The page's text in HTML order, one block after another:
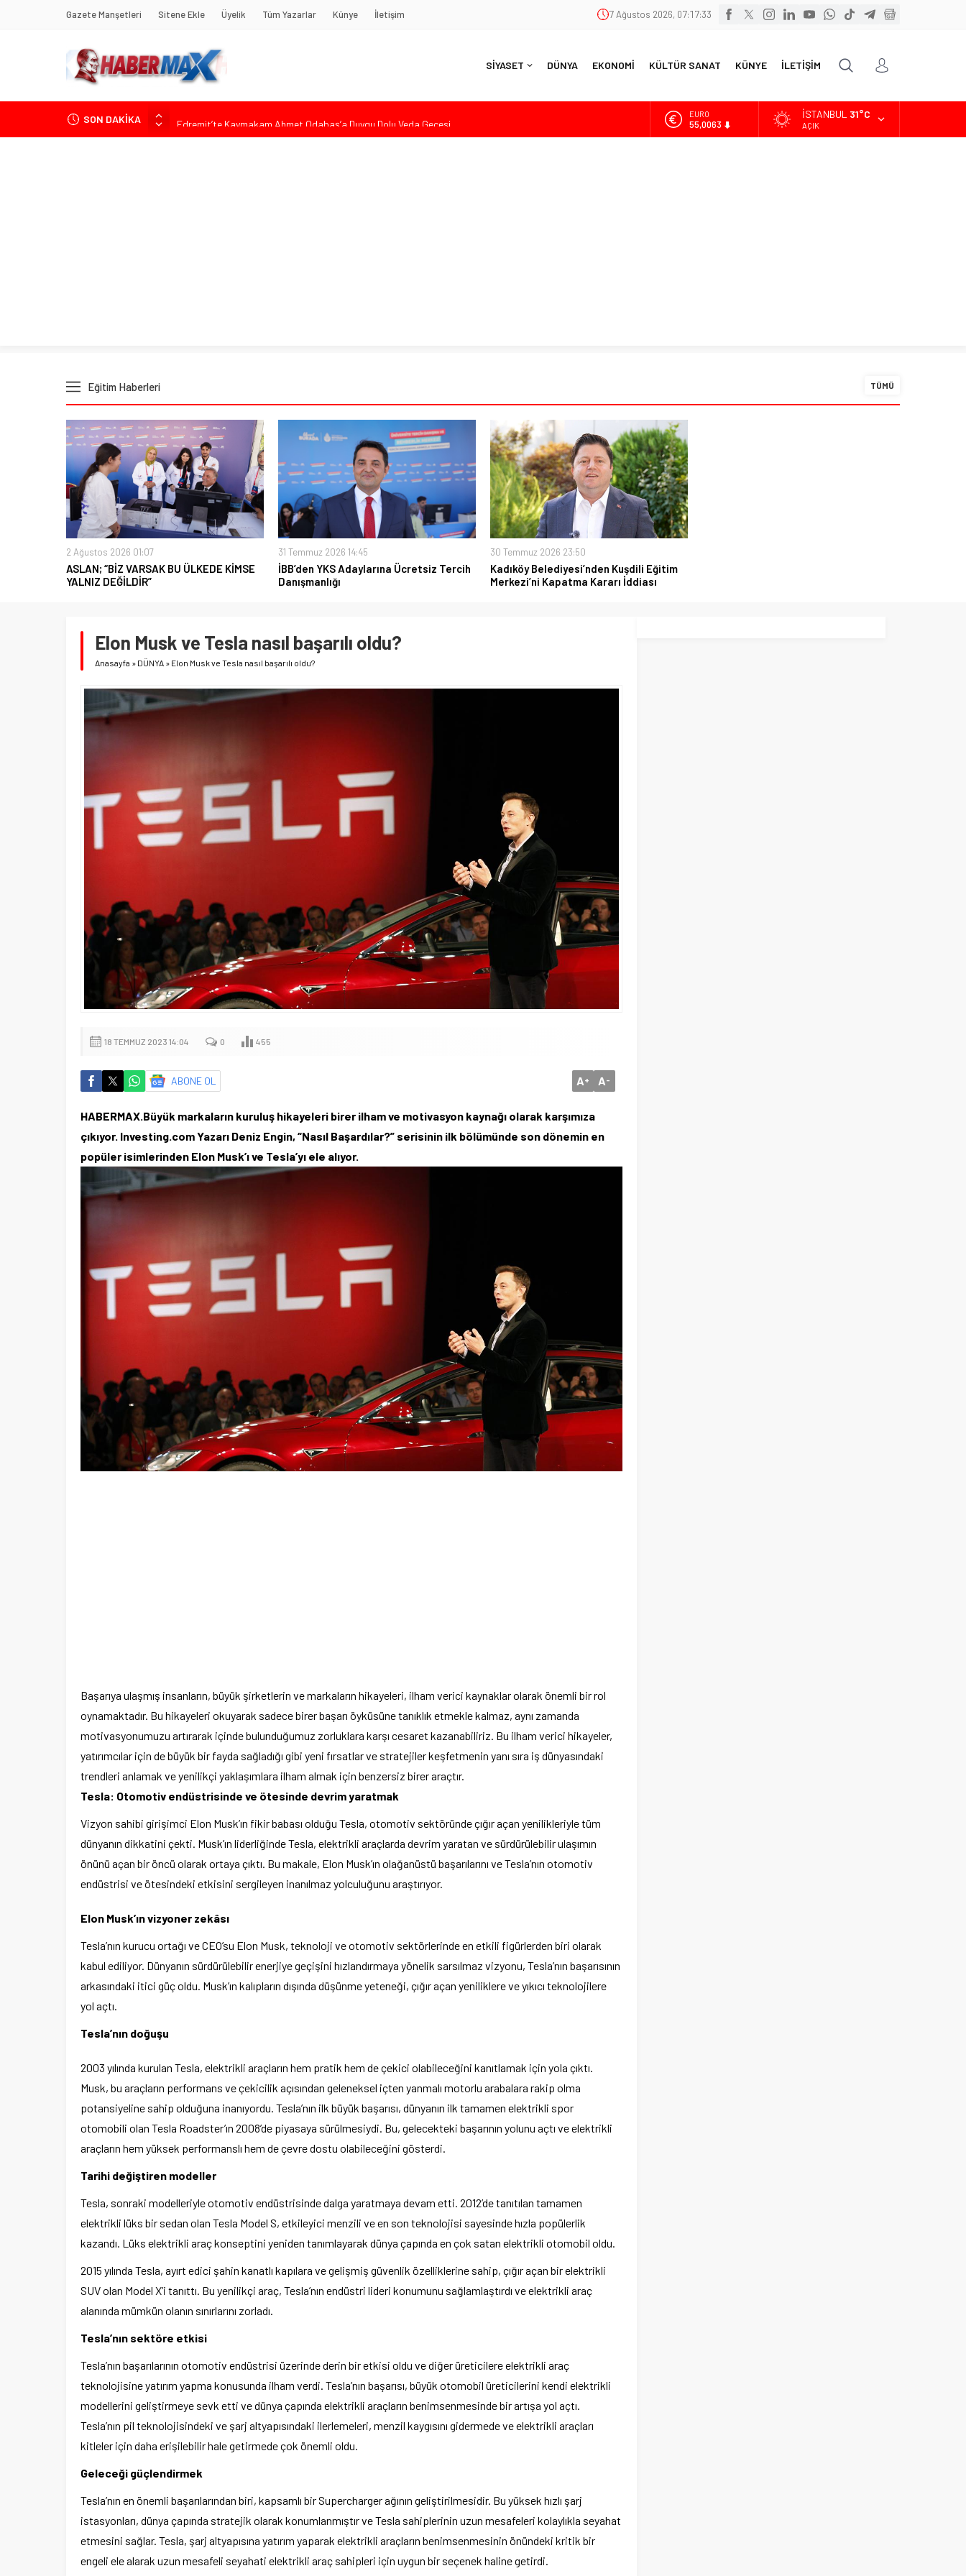
Gazete Manşetleri Sitene Ekle Üyelik Tüm Yazarlar Künye İletişim 7 Ağustos 2026, 07:17:35
SİYASET DÜNYA EKONOMİ KÜLTÜR SANAT KÜNYE İLETİŞİM
SON DAKİKA
Edremit’te Kaymakam Ahmet Odabaş’a Duygu Dolu Veda Gecesi
Tarihçi Yusuf Halaçoğlu’ndan TBMM’ye Sunulan Yasa Teklifine Sert Eleştiri: “Osmanlı’nın Hukuk Anlayışının
ALTIN
6.543,59
İSTANBUL 31°C
AÇIK
Eğitim Haberleri TÜMÜ
2 Ağustos 2026 01:07
ASLAN; “BİZ VARSAK BU ÜLKEDE KİMSE
YALNIZ DEĞİLDİR”
31 Temmuz 2026 14:45
İBB’den YKS Adaylarına Ücretsiz Tercih
Danışmanlığı
30 Temmuz 2026 23:50
Kadıköy Belediyesi’nden Kuşdili Eğitim
Merkezi’ni Kapatma Kararı İddiası
Elon Musk ve Tesla nasıl başarılı oldu?
Anasayfa » DÜNYA » Elon Musk ve Tesla nasıl başarılı oldu?
18 TEMMUZ 2023 14:04 0 455
ABONE OL A+ A-
HABERMAX.Büyük markaların kuruluş hikayeleri birer ilham ve motivasyon kaynağı olarak karşımıza
çıkıyor. Investing.com Yazarı Deniz Engin, “Nasıl Başardılar?” serisinin ilk bölümünde son dönemin en
popüler isimlerinden Elon Musk’ı ve Tesla’yı ele alıyor.
Başarıya ulaşmış insanların, büyük şirketlerin ve markaların hikayeleri, ilham verici kaynaklar olarak önemli bir rol
oynamaktadır. Bu hikayeleri okuyarak sadece birer başarı öyküsüne tanıklık etmekle kalmaz, aynı zamanda
motivasyonumuzu artırarak içinde bulunduğumuz zorluklara karşı cesaret kazanabiliriz. Bu ilham verici hikayeler,
yatırımcılar için de büyük bir fayda sağladığı gibi yeni fırsatlar ve stratejiler keşfetmenin yanı sıra iş dünyasındaki
trendleri anlamak ve yenilikçi yaklaşımlara ilham almak için benzersiz birer araçtır.
Tesla: Otomotiv endüstrisinde ve ötesinde devrim yaratmak
Vizyon sahibi girişimci Elon Musk’ın fikir babası olduğu Tesla, otomotiv sektöründe çığır açan yenilikleriyle tüm
dünyanın dikkatini çekti. Musk’ın liderliğinde Tesla, elektrikli araçlarda devrim yaratan ve sürdürülebilir ulaşımın
önünü açan bir öncü olarak ortaya çıktı. Bu makale, Elon Musk’ın olağanüstü başarılarını ve Tesla’nın otomotiv
endüstrisi ve ötesindeki etkisini sergileyen inanılmaz yolculuğunu araştırıyor.
Elon Musk’ın vizyoner zekâsı
Tesla’nın kurucu ortağı ve CEO’su Elon Musk, teknoloji ve otomotiv sektörlerinde en etkili figürlerden biri olarak
kabul ediliyor. Dünyanın sürdürülebilir enerjiye geçişini hızlandırmaya yönelik sarsılmaz vizyonu, Tesla’nın başarısının
arkasındaki itici güç oldu. Musk’ın kalıpların dışında düşünme yeteneği, çığır açan yeniliklere ve yıkıcı teknolojilere
yol açtı.
Tesla’nın doğuşu
2003 yılında kurulan Tesla, elektrikli araçların hem pratik hem de çekici olabileceğini kanıtlamak için yola çıktı.
Musk, bu araçların performans ve çekicilik açısından geleneksel içten yanmalı motorlu arabalara rakip olma
potansiyeline sahip olduğuna inanıyordu. Tesla’nın ilk büyük başarısı, dünyanın ilk tamamen elektrikli spor
otomobili olan Tesla Roadster’ın 2008’de piyasaya sürülmesiydi. Bu, gelecekteki başarının yolunu açtı ve elektrikli
araçların hem yüksek performanslı hem de çevre dostu olabileceğini gösterdi.
Tarihi değiştiren modeller
Tesla, sonraki modelleriyle otomotiv endüstrisinde dalga yaratmaya devam etti. 2012’de tanıtılan tamamen
elektrikli lüks bir sedan olan Tesla Model S, etkileyici menzili ve en son teknolojisi sayesinde hızla popülerlik
kazandı. Lüks elektrikli araç konseptini yeniden tanımlayarak dünya çapında en çok satan elektrikli otomobil oldu.
2015 yılında Tesla, ayırt edici şahin kanatlı kapılara ve gelişmiş güvenlik özelliklerine sahip, çığır açan bir elektrikli
SUV olan Model X’i tanıttı. Bu yenilikçi araç, Tesla’nın endüstri lideri konumunu sağlamlaştırdı ve elektrikli araç
alanında mümkün olanın sınırlarını zorladı.
Tesla’nın sektöre etkisi
Tesla’nın başarılarının otomotiv endüstrisi üzerinde derin bir etkisi oldu ve diğer üreticilere elektrikli araç
teknolojisine yatırım yapma konusunda ilham verdi. Tesla’nın başarısı, büyük otomobil üreticilerini kendi elektrikli
modellerini geliştirmeye sevk etti ve dünya çapında elektrikli araçların benimsenmesinde bir artışa yol açtı.
Tesla’nın pil teknolojisindeki ve şarj altyapısındaki ilerlemeleri, menzil kaygısını gidermede ve elektrikli araçları
kitleler için daha erişilebilir hale getirmede çok önemli oldu.
Geleceği güçlendirmek
Tesla’nın en önemli başarılarından biri, kapsamlı bir Supercharger ağının geliştirilmesidir. Bu yüksek hızlı şarj
istasyonları, dünya çapında stratejik olarak konumlanmıştır ve Tesla sahiplerinin uzun mesafeleri kolaylıkla seyahat
etmesini sağlar. Tesla, şarj altyapısına yatırım yaparak elektrikli araçların benimsenmesinin önündeki kritik bir
engeli ele alarak uzun mesafeli seyahati elektrikli araç sahipleri için uygun bir seçenek haline getirdi.